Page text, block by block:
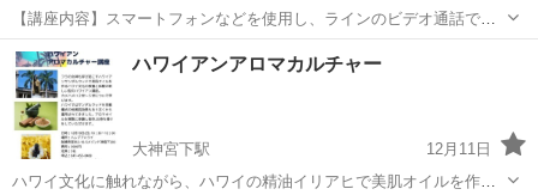
【講座内容】スマートフォンなどを使用し、ラインのビデオ通話でレ
ッスンを行います。少量のアロマオイルを用いて、全身（うつぶせ～
あおむけ）の技術を1日完結７時間程度で、マンツーマンレッスンで学
習できます。実技中心ですが、トラブル...
千葉 アロマ
ハワイアンアロマカルチャー
大神宮下駅
12月11日
ハワイ文化に触れながら、ハワイの精油イリアヒで美肌オイルを作り